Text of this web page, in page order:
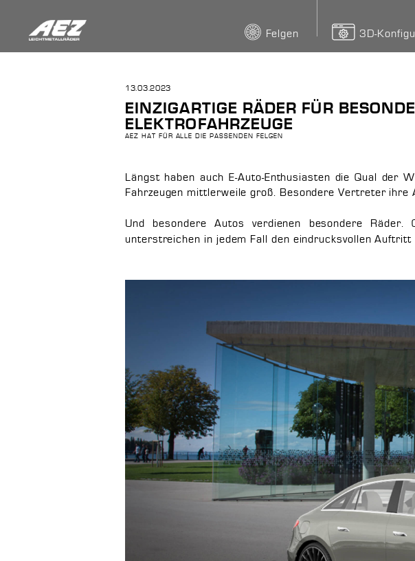
Felgen 3D-
13.03.2023
EINZIGARTIGE RÄDER FÜR
ELEKTROFAHRZEUGE
AEZ HAT FÜR ALLE DIE PASSENDEN FELGEN
Längst haben auch E-Auto-Enthusiasten die Qual der
Fahrzeugen mittlerweile groß. Besondere Vertreter
Und besondere Autos verdienen besondere
unterstreichen in jedem Fall den eindrucksvollen Auftritt